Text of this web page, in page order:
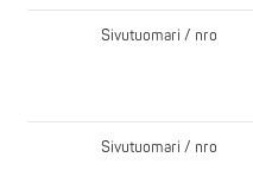
Sivutuomari / nro
Sivutuomari / nro